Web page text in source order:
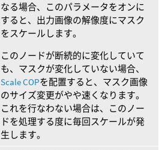
なる場合、このパラメータをオンに
すると、出力画像の解像度にマスク
をスケールします。
このノードが断続的に変化していて
も、マスクが変化していない場合、
Scale COPを配置すると、マスク画像
のサイズ変更がやや速くなります。
これを行なわない場合は、このノー
ドを処理する度に毎回スケールが発
生します。